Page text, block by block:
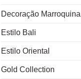
Decoração Marroquina
Estilo Bali
Estilo Oriental
Gold Collection